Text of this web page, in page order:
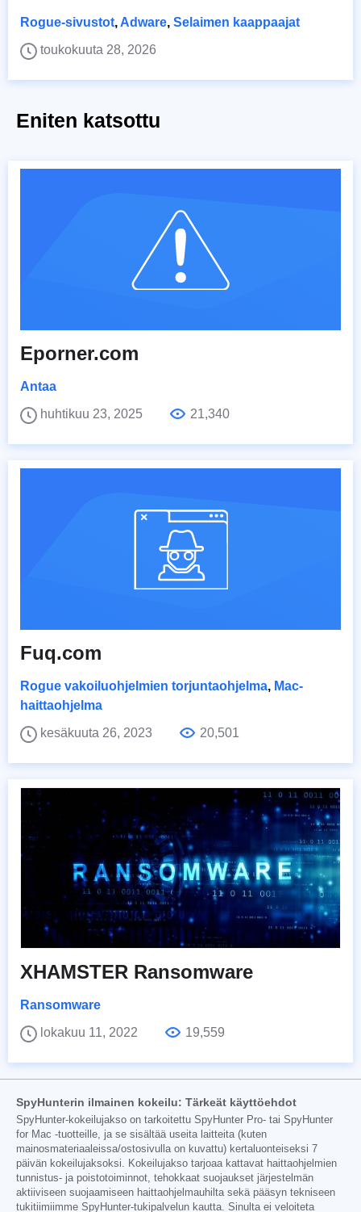
Rogue-sivustot,Adware, Selaimen kaappaajat
toukokuuta 28, 2026
Eniten katsottu
Eporner.com
Antaa
huhtikuu 23, 2025
21,340
Fuq.com
Rogue vakoiluohjelmien torjuntaohjelma, Mac-
haittaohjelma
kesäkuuta 26, 2023
20,501
XHAMSTER Ransomware
Ransomware
lokakuu 11, 2022
19,559
SpyHunterin ilmainen kokeilu: Tärkeät käyttöehdot
SpyHunter-kokeilujakso on tarkoitettu SpyHunter Pro- tai SpyHunter
for Mac -tuotteille, ja se sisältää useita laitteita (kuten
mainosmateriaaleissa/ostosivulla on kuvattu) kertaluonteiseksi 7
päivän kokeilujaksoksi. Kokeilujakso tarjoaa kattavat haittaohjelmien
tunnistus- ja poistotoiminnot, tehokkaat suojaukset järjestelmän
aktiiviseen suojaamiseen haittaohjelmauhilta sekä pääsyn tekniseen
tukitiimiimme SpyHunter-tukipalvelun kautta. Sinulta ei veloiteta